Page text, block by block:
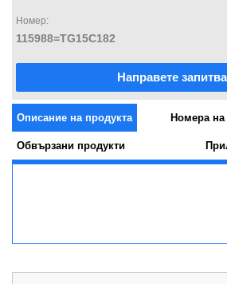
Номер:
115988=TG15C182
Направете
Описание на продукта Номера на
Обвързани продукти